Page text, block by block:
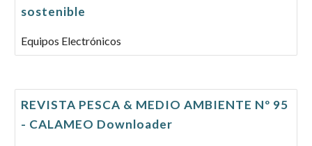
sostenible
Equipos Electrónicos
REVISTA PESCA & MEDIO AMBIENTE Nº 95
- CALAMEO Downloader